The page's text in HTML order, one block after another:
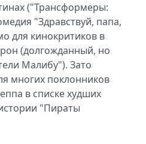
("Трансформеры:
"Здравствуй, папа,
для кинокритиков в
(долгожданный, но
Малибу"). Зато
многих поклонников
в списке худших
"Пираты